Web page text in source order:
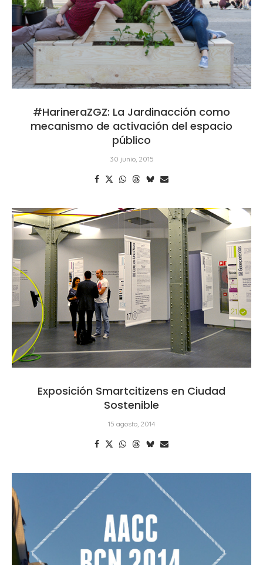
#HarineraZGZ: La Jardinacción como
mecanismo de activación del espacio
público
30 junio, 2015
Exposición Smartcitizens en Ciudad
Sostenible
15 agosto, 2014